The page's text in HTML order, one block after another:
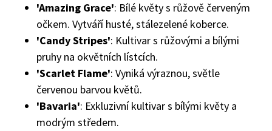
'Amazing Grace': Bílé květy s růžově červeným
očkem. Vytváří husté, stálezelené koberce.
'Candy Stripes': Kultivar s růžovými a bílými
pruhy na okvětních lístcích.
'Scarlet Flame': Vyniká výraznou, světle
červenou barvou květů.
'Bavaria': Exkluzivní kultivar s bílými květy a
modrým středem.